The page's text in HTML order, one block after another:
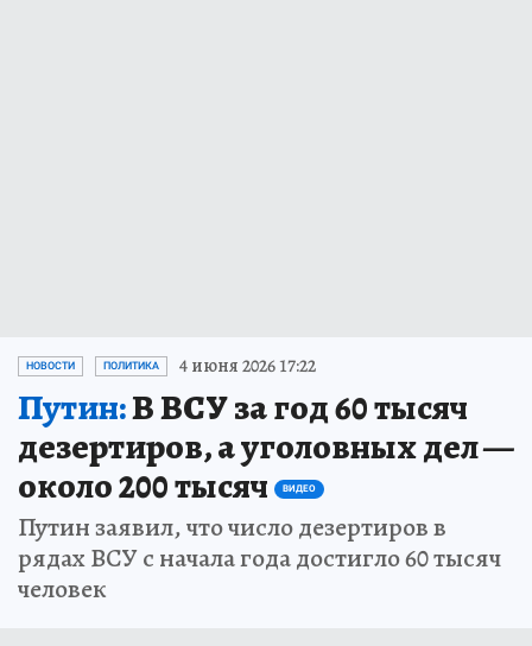
НОВОСТИ ПОЛИТИКА 4 июня 2026 17:22
Путин:В ВСУ за год 60 тысяч
дезертиров, а уголовных дел —
около 200 тысяч
ВИДЕО
Путин заявил, что число дезертиров в
рядах ВСУ с начала года достигло 60 тысяч
человек